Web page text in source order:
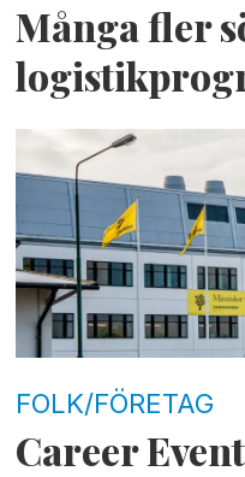
Många fler
FOLK/FÖRETAG
Career